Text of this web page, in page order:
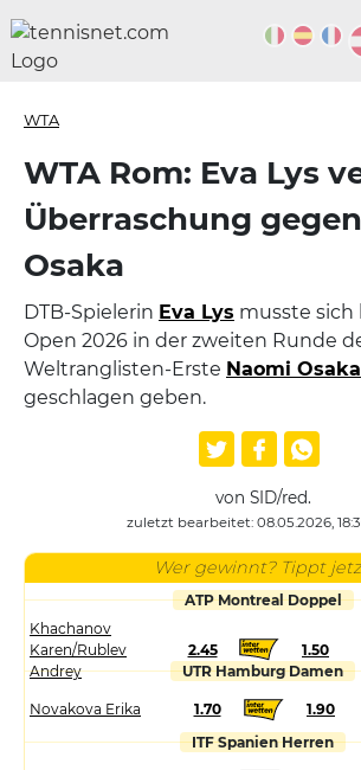
WTA
WTA Rom: Eva Lys
Überraschung
Osaka
DTB-Spielerin Eva Lys musste sich
Open 2026 in der zweiten Runde
Weltranglisten-Erste Naomi Osaka
geschlagen geben.
von SID/red.
zuletzt bearbeitet: 08.05.2026,
Wer gewinnt? Tippt
ATP Montreal Doppel
Khachanov
Karen/Rublev
Andrey
2.45 1.50
UTR Hamburg Damen
Novakova Erika 1.70 1.90
ITF Spanien Herren